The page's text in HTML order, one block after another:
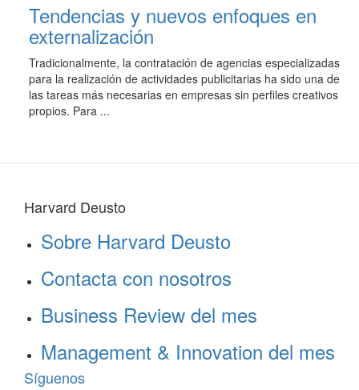
Tendencias y nuevos enfoques en
externalización
Tradicionalmente, la contratación de agencias especializadas
para la realización de actividades publicitarias ha sido una de
las tareas más necesarias en empresas sin perfiles creativos
propios. Para ...
Harvard Deusto
Sobre Harvard Deusto
Contacta con nosotros
Business Review del mes
Management & Innovation del mes
Síguenos